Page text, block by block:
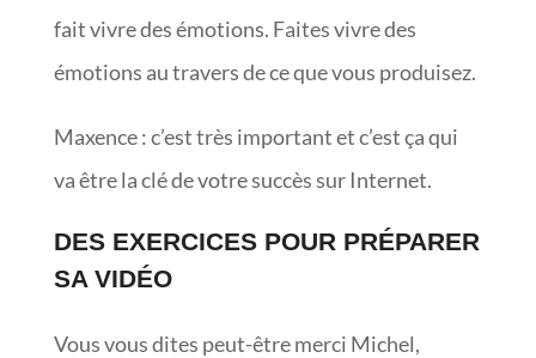
fait vivre des émotions. Faites vivre des
émotions au travers de ce que vous produisez.
Maxence : c’est très important et c’est ça qui
va être la clé de votre succès sur Internet.
DES EXERCICES POUR PRÉPARER
SA VIDÉO
Vous vous dites peut-être merci Michel,